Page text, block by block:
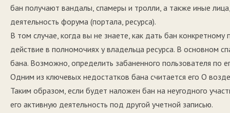
бан получают вандалы, спамеры и тролли, а также иные
деятельность форума (портала, ресурса).
В том случае, когда вы не знаете, как дать бан
действие в полномочиях у владельца ресурса. В основном
бана. Возможно, определить забаненного пользователя по
Одним из ключевых недостатков бана считается его О
Таким образом, если будет наложен бан на неугодного
его активную деятельность под другой учетной записью.